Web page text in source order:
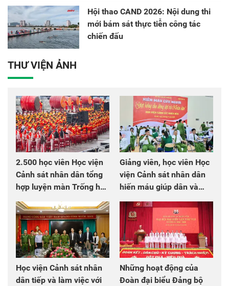
Hội thao CAND 2026: Nội dung thi
mới bám sát thực tiễn công tác
chiến đấu
THƯ VIỆN ẢNH
2.500 học viên Học viện
Cảnh sát nhân dân tổng
hợp luyện màn Trống hội
chào mừng Đại hội Đảng
Giảng viên, học viên Học
viện Cảnh sát nhân dân
hiến máu giúp dân và
đồng đội
Học viện Cảnh sát nhân
dân tiếp và làm việc với
Những hoạt động của
Đoàn đại biểu Đảng bộ